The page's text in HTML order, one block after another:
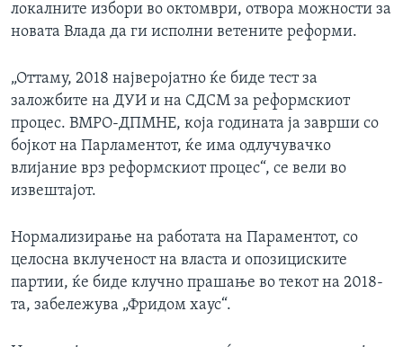
локалните избори во октомври, отвора можности за
новата Влада да ги исполни ветените реформи.
„Оттаму, 2018 најверојатно ќе биде тест за
заложбите на ДУИ и на СДСМ за реформскиот
процес. ВМРО-ДПМНЕ, која годината ја заврши со
бојкот на Парламентот, ќе има одлучувачко
влијание врз реформскиот процес“, се вели во
извештајот.
Нормализирање на работата на Параментот, со
целосна вклученост на власта и опозициските
партии, ќе биде клучно прашање во текот на 2018-
та, забележува „Фридом хаус“.